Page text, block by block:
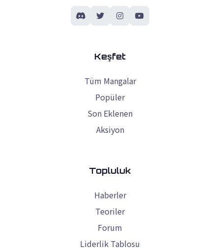
Keşfet
Tüm Mangalar
Popüler
Son Eklenen
Aksiyon
Topluluk
Haberler
Teoriler
Forum
Liderlik Tablosu